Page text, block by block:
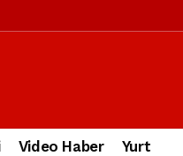
Video Haber Yurt